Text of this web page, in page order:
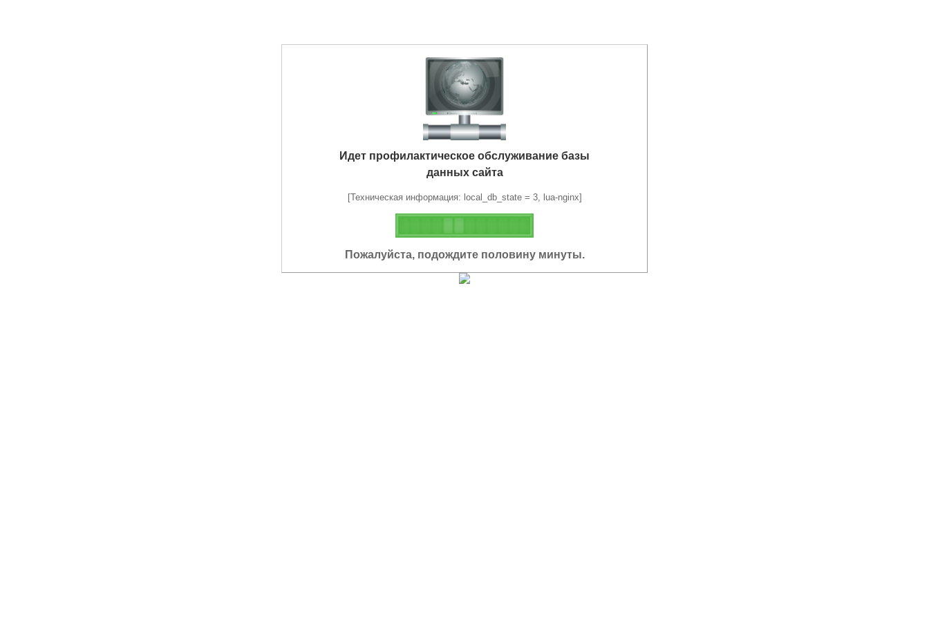
Идет профилактическое обслуживание базы
данных сайта
[Техническая информация: local_db_state = 3, lua-nginx]
Пожалуйста, подождите половину минуты.